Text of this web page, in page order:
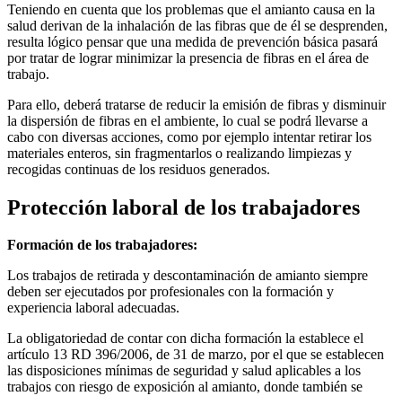
Teniendo en cuenta que los problemas que el amianto causa en la
salud derivan de la inhalación de las fibras que de él se desprenden,
resulta lógico pensar que una medida de prevención básica pasará
por tratar de lograr minimizar la presencia de fibras en el área de
trabajo.
Para ello, deberá tratarse de reducir la emisión de fibras y disminuir
la dispersión de fibras en el ambiente, lo cual se podrá llevarse a
cabo con diversas acciones, como por ejemplo intentar retirar los
materiales enteros, sin fragmentarlos o realizando limpiezas y
recogidas continuas de los residuos generados.
Protección laboral de los trabajadores
Formación de los trabajadores:
Los trabajos de retirada y descontaminación de amianto siempre
deben ser ejecutados por profesionales con la formación y
experiencia laboral adecuadas.
La obligatoriedad de contar con dicha formación la establece el
artículo 13 RD 396/2006, de 31 de marzo, por el que se establecen
las disposiciones mínimas de seguridad y salud aplicables a los
trabajos con riesgo de exposición al amianto, donde también se